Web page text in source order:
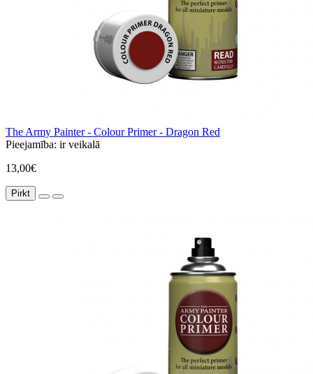
The Army Painter - Colour Primer - Dragon Red
Pieejamība: ir veikalā
13,00€
Pirkt